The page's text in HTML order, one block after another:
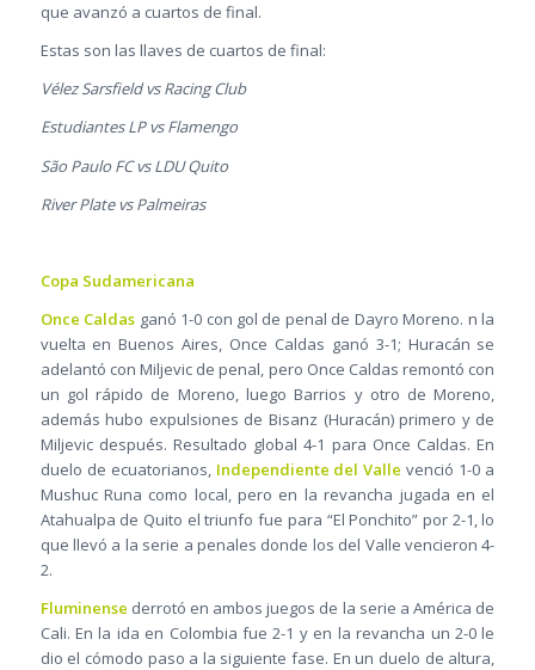
que avanzó a cuartos de final.
Estas son las llaves de cuartos de final:
Vélez Sarsfield vs Racing Club
Estudiantes LP vs Flamengo
São Paulo FC vs LDU Quito
River Plate vs Palmeiras
Copa Sudamericana
Once Caldas ganó 1-0 con gol de penal de Dayro Moreno. n la
vuelta en Buenos Aires, Once Caldas ganó 3-1; Huracán se
adelantó con Miljevic de penal, pero Once Caldas remontó con
un gol rápido de Moreno, luego Barrios y otro de Moreno,
además hubo expulsiones de Bisanz (Huracán) primero y de
Miljevic después. Resultado global 4-1 para Once Caldas. En
duelo de ecuatorianos,Independiente del Valle venció 1-0 a
Mushuc Runa como local, pero en la revancha jugada en el
Atahualpa de Quito el triunfo fue para “El Ponchito” por 2-1, lo
que llevó a la serie a penales donde los del Valle vencieron 4-
2.
Fluminense derrotó en ambos juegos de la serie a América de
Cali. En la ida en Colombia fue 2-1 y en la revancha un 2-0 le
dio el cómodo paso a la siguiente fase. En un duelo de altura,